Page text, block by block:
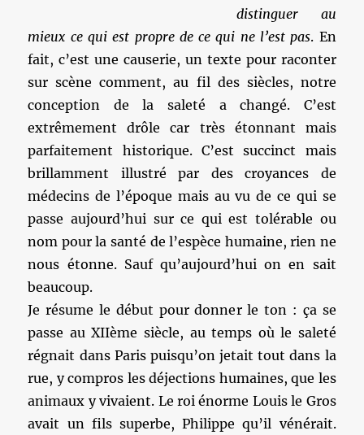
distinguer au
mieux ce qui est propre de ce qui ne l’est pas. En
fait, c’est une causerie, un texte pour raconter
sur scène comment, au fil des siècles, notre
conception de la saleté a changé. C’est
extrêmement drôle car très étonnant mais
parfaitement historique. C’est succinct mais
brillamment illustré par des croyances de
médecins de l’époque mais au vu de ce qui se
passe aujourd’hui sur ce qui est tolérable ou
nom pour la santé de l’espèce humaine, rien ne
nous étonne. Sauf qu’aujourd’hui on en sait
beaucoup.
Je résume le début pour donner le ton : ça se
passe au XIIème siècle, au temps où le saleté
régnait dans Paris puisqu’on jetait tout dans la
rue, y compros les déjections humaines, que les
animaux y vivaient. Le roi énorme Louis le Gros
avait un fils superbe, Philippe qu’il vénérait.